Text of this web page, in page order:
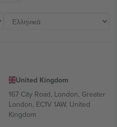
United Kingdom
167 City Road, London, Greater
London, EC1V 1AW, United
Kingdom